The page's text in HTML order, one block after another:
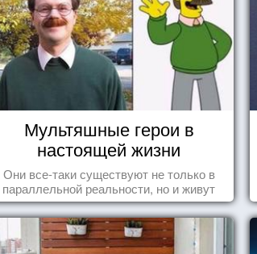
Мультяшные герои в
настоящей жизни
Они все-таки существуют не только в
параллельной реальности, но и живут
среди нас с вами.